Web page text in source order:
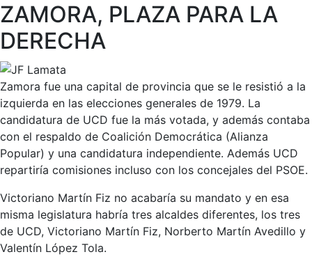
ZAMORA, PLAZA PARA LA
DERECHA
Zamora fue una capital de provincia que se le resistió a la
izquierda en las elecciones generales de 1979. La
candidatura de UCD fue la más votada, y además contaba
con el respaldo de Coalición Democrática (Alianza
Popular) y una candidatura independiente. Además UCD
repartiría comisiones incluso con los concejales del PSOE.
Victoriano Martín Fiz no acabaría su mandato y en esa
misma legislatura habría tres alcaldes diferentes, los tres
de UCD, Victoriano Martín Fiz, Norberto Martín Avedillo y
Valentín López Tola.